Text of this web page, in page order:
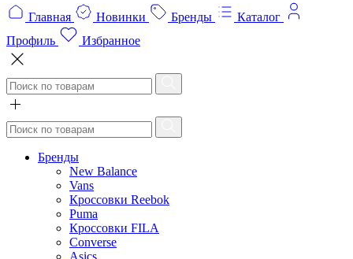
Главная Новинки Бренды
Каталог
Профиль
Избранное
Бренды
New Balance
Vans
Кроссовки Reebok
Puma
Кроссовки FILA
Converse
Asics